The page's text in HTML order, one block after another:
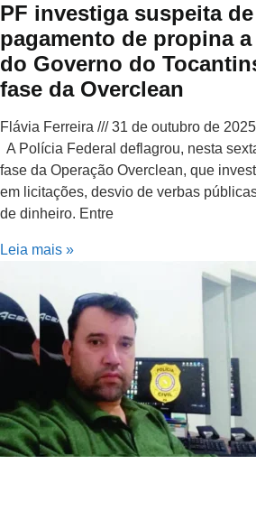
PF investiga suspeita
pagamento de propina
do Governo do
fase da Overclean
Flávia Ferreira
31 de outubro de
A Polícia Federal deflagrou, nesta
fase da Operação Overclean, que
em licitações, desvio de verbas
de dinheiro. Entre
Leia mais »